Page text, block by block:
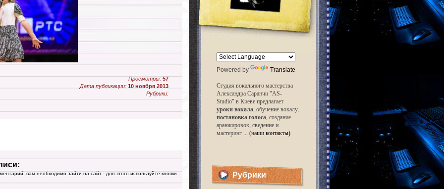
Просмотры: 57
Дата публикации: 10 ноября 2013
Рубрики:
вам необходимо зайти на сайт - для этого используйте кнопки
Powered by Translate
Студия вокального мастерства
Александра Саранчи "AS-
Studio" в Киеве предлагает
уроки вокала, обучение вокалу,
постановка голоса, создание
аранжировок, сведение и
мастеринг ... (наши контакты)
Рубрики